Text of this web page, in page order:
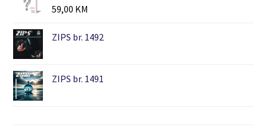
59,00 KM
ZIPS br. 1492
ZIPS br. 1491